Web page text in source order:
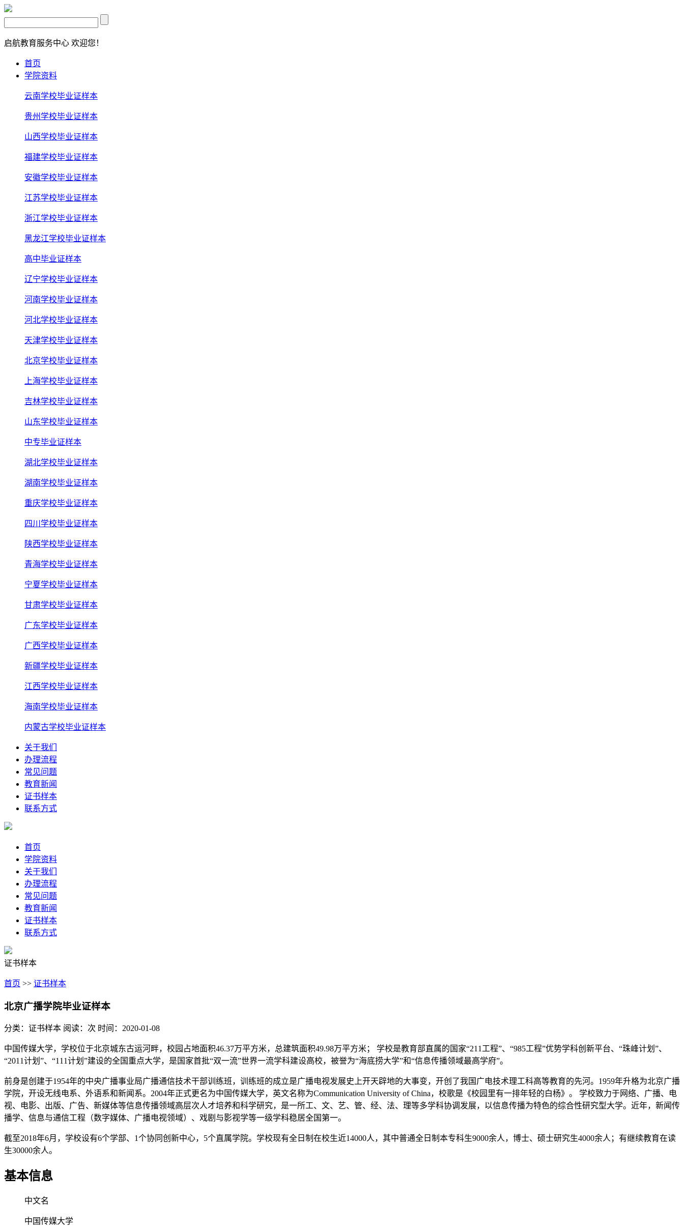
启航教育服务中心 欢迎您！
首页
学院资料
云南学校毕业证样本
贵州学校毕业证样本
山西学校毕业证样本
福建学校毕业证样本
安徽学校毕业证样本
江苏学校毕业证样本
浙江学校毕业证样本
黑龙江学校毕业证样本
高中毕业证样本
辽宁学校毕业证样本
河南学校毕业证样本
河北学校毕业证样本
天津学校毕业证样本
北京学校毕业证样本
上海学校毕业证样本
吉林学校毕业证样本
山东学校毕业证样本
中专毕业证样本
湖北学校毕业证样本
湖南学校毕业证样本
重庆学校毕业证样本
四川学校毕业证样本
陕西学校毕业证样本
青海学校毕业证样本
宁夏学校毕业证样本
甘肃学校毕业证样本
广东学校毕业证样本
广西学校毕业证样本
新疆学校毕业证样本
江西学校毕业证样本
海南学校毕业证样本
内蒙古学校毕业证样本
关于我们
办理流程
常见问题
教育新闻
证书样本
联系方式
首页
学院资料
关于我们
办理流程
常见问题
教育新闻
证书样本
联系方式
证书样本
首页 >> 证书样本
北京广播学院毕业证样本
分类：证书样本 阅读： 次 时间：2020-01-08
中国传媒大学，学校位于北京城东古运河畔，校园占地面积46.37万平方米，总建筑面积49.98万平方米； 学校是教育部直属的国家“211工程”、“985工程”优势学科创新平台、“珠峰计划”、
“2011计划”、“111计划”建设的全国重点大学，是国家首批“双一流”世界一流学科建设高校，被誉为“海底捞大学”和“信息传播领域最高学府”。
前身是创建于1954年的中央广播事业局广播通信技术干部训练班，训练班的成立是广播电视发展史上开天辟地的大事变，开创了我国广电技术理工科高等教育的先河。1959年升格为北京广播
学院，开设无线电系、外语系和新闻系。2004年正式更名为中国传媒大学，英文名称为Communication University of China，校歌是《校园里有一排年轻的白杨》。 学校致力于网络、广播、电
视、电影、出版、广告、新媒体等信息传播领域高层次人才培养和科学研究，是一所工、文、艺、管、经、法、理等多学科协调发展，以信息传播为特色的综合性研究型大学。近年，新闻传
播学、信息与通信工程（数字媒体、广播电视领域）、戏剧与影视学等一级学科稳居全国第一。
截至2018年6月，学校设有6个学部、1个协同创新中心，5个直属学院。学校现有全日制在校生近14000人，其中普通全日制本专科生9000余人，博士、硕士研究生4000余人；有继续教育在读
生30000余人。
基本信息
中文名
中国传媒大学